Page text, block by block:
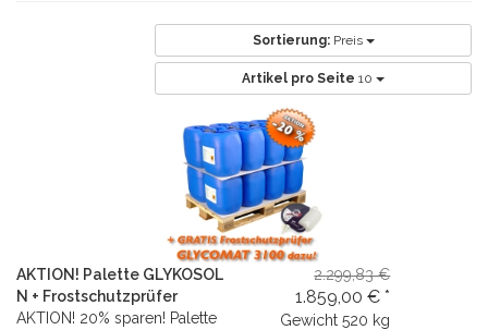
Sortierung: Preis
Artikel pro Seite 10
AKTION! Palette GLYKOSOL
N + Frostschutzprüfer
AKTION! 20% sparen! Palette
2.299,83 €
1.859,00 € *
Gewicht 520 kg